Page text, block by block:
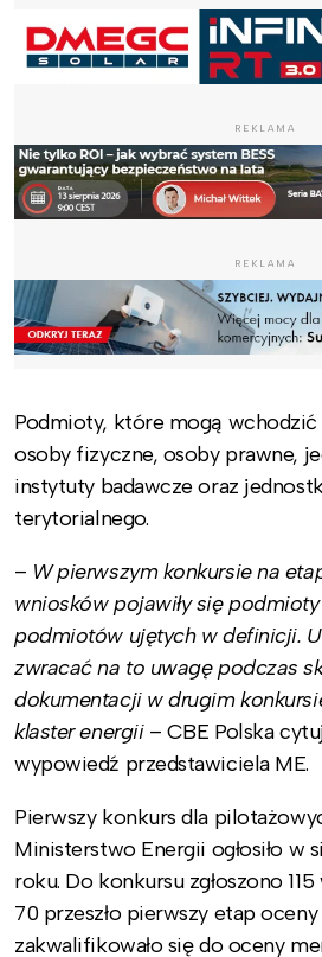
REKLAMA
REKLAMA
Podmioty, które mogą wchodzić
osoby fizyczne, osoby prawne,
instytuty badawcze oraz
terytorialnego.
– W pierwszym konkursie na
wniosków pojawiły się
podmiotów ujętych w definicji.
zwracać na to uwagę podczas
dokumentacji w drugim
klaster energii – CBE Polska
wypowiedź przedstawiciela ME.
Pierwszy konkurs dla
Ministerstwo Energii ogłosiło w
roku. Do konkursu zgłoszono
70 przeszło pierwszy etap
zakwalifikowało się do oceny